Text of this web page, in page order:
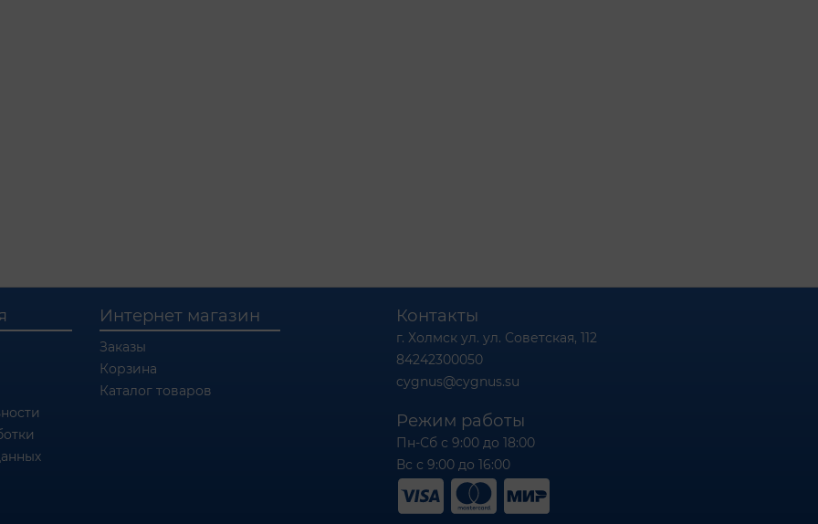
Интернет магазин
Заказы
Корзина
Каталог товаров
Контакты
г. Холмск ул. ул. Советская, 112
84242300050
cygnus@cygnus.su
Режим работы
Пн-Сб с 9:00 до 18:00
Вс с 9:00 до 16:00